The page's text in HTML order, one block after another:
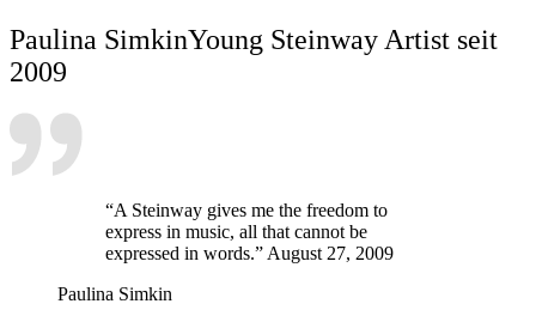
Paulina SimkinYoung Steinway Artist seit
2009
“A Steinway gives me the freedom to
express in music, all that cannot be
expressed in words.” August 27, 2009
Paulina Simkin